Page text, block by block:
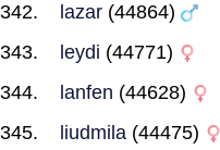
lazar (44864)
leydi (44771)
lanfen (44628)
liudmila (44475)